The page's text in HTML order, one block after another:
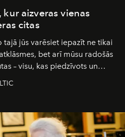
aizveras vienas
citas
tajā jūs varēsiet iepazīt ne tikai
bet arī mūsu radošās
– visu, kas piedzīvots un
visiem, kas bija kopā
laba vēlējumiem jūsu